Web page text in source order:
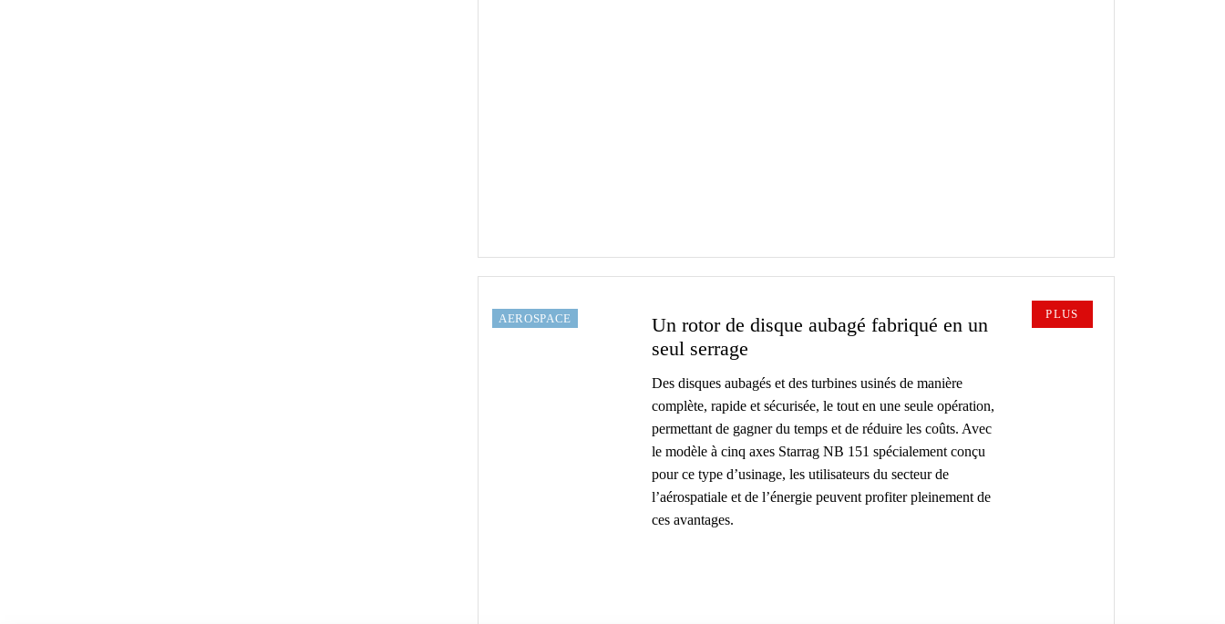
AEROSPACE
Un rotor de disque aubagé fabriqué en un
seul serrage
Des disques aubagés et des turbines usinés de manière
complète, rapide et sécurisée, le tout en une seule opération,
permettant de gagner du temps et de réduire les coûts. Avec
le modèle à cinq axes Starrag NB 151 spécialement conçu
pour ce type d’usinage, les utilisateurs du secteur de
l’aérospatiale et de l’énergie peuvent profiter pleinement de
ces avantages.
PLUS